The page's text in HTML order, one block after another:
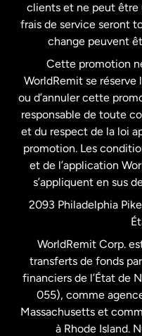
États-Unis
France
Malaisie
Nouvelle-
Pays-Bas
Royaume-
Suède
clients et ne peut être
frais de service seront
change peuvent
Cette promotion
WorldRemit se
ou d’annuler cette
responsable de toute
et du respect de la loi
promotion. Les
et de l’application
s’appliquent en sus
2093 Philadelphia
WorldRemit Corp.
transferts de fonds
financiers de l’État de
055), comme
Massachusetts et
à Rhode Island.